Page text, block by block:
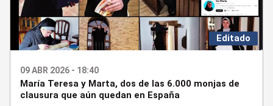
Editado
09 ABR 2026 - 18:40
María Teresa y Marta, dos de las 6.000 monjas de
clausura que aún quedan en España